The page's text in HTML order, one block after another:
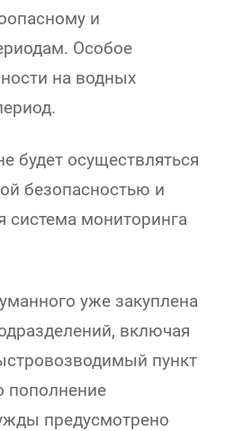
и
Особое
на водных
будет осуществляться
безопасностью и
система мониторинга
уже закуплена
включая
пункт
пополнение
предусмотрено